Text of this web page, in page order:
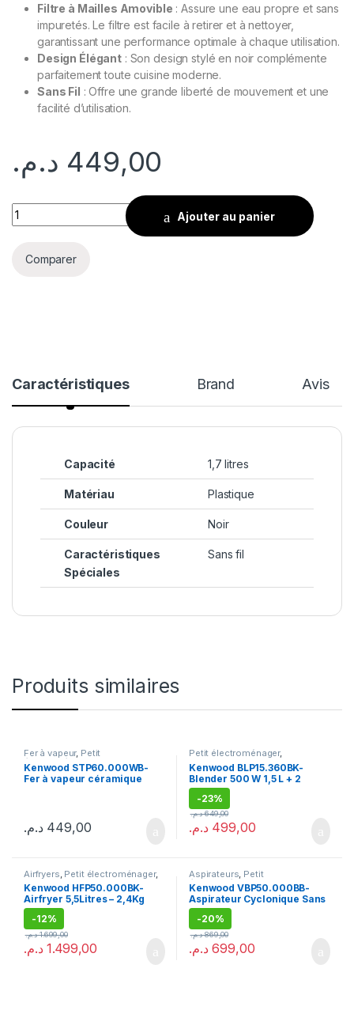
Filtre à Mailles Amovible : Assure une eau propre et sans
impuretés. Le filtre est facile à retirer et à nettoyer,
garantissant une performance optimale à chaque utilisation.
Design Élégant : Son design stylé en noir complémente
parfaitement toute cuisine moderne.
Sans Fil : Offre une grande liberté de mouvement et une
facilité d’utilisation.
449,00 د.م.
Kenwood ZJP01.A0BK- Bouilloire , 1,7 litres - Noir et Argent
Ajouter au panier
Comparer
Caractéristiques Brand Avis
Capacité 1,7 litres
Matériau Plastique
Couleur Noir
Caractéristiques
Spéciales
Sans fil
Produits similaires
Fer à vapeur, Petit
électroménager
Kenwood STP60.000WB-
Fer à vapeur céramique
449,00 د.م.
Petit électroménager,
Promotion ,Robots Mixeurs
Kenwood BLP15.360BK-
Blender 500 W 1,5 L + 2
accessoires noir
-23%
499,00 د.م.
649,00 د.م.
Airfryers Petit électroménager,
Promotion
Kenwood HFP50.000BK-
Airfryer 5,5Litres – 2,4Kg
noir
-12%
1.499,00 د.م.
1.699,00 د.م.
Aspirateurs Petit
électroménager
Kenwood VBP50.000BB-
Aspirateur Cyclonique Sans
Sac 1800 W -2 L Noir/Bleu
-20%
699,00 د.م.
869,00 د.م.